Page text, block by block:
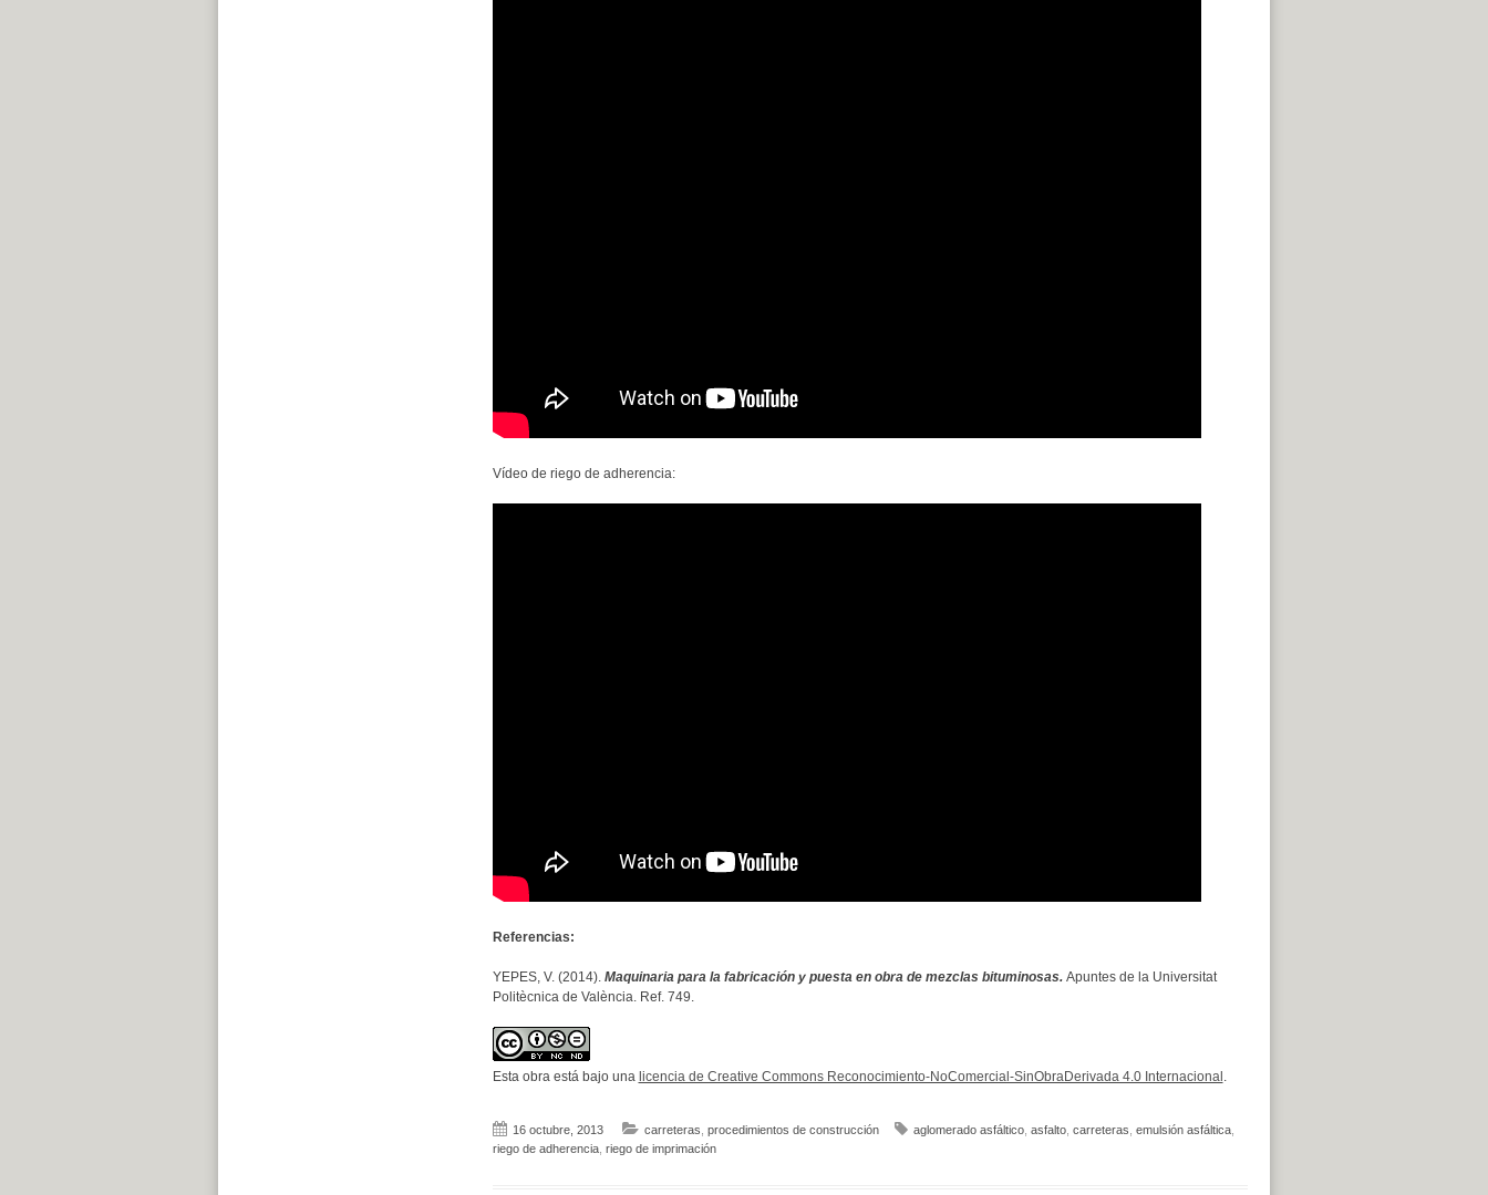
Vídeo de riego de adherencia:
Referencias:
YEPES, V. (2014). Maquinaria para la fabricación y puesta en obra de mezclas bituminosas.Apuntes de la Universitat
Politècnica de València. Ref. 749.
Esta obra está bajo una licencia de Creative Commons Reconocimiento-NoComercial-SinObraDerivada 4.0 Internacional .
16 octubre, 2013 carreteras procedimientos de construcción aglomerado asfáltico, asfalto, carreteras emulsión asfáltica,
riego de adherencia, riego de imprimación